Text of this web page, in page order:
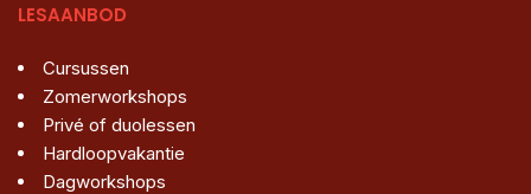
LESAANBOD
Cursussen
Zomerworkshops
Privé of duolessen
Hardloopvakantie
Dagworkshops